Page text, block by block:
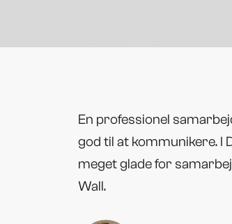
En professionel
god til at kommunikere. I
meget glade for
Wall.